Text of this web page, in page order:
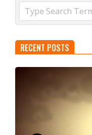
Search
RECENT POSTS